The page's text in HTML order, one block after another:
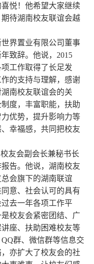
悦！他希望大家继续
待湖南校友联谊会越
界置业有限公司董事
致辞。他说， 2015
工作取得了长足发
的支持与理解，感谢
南校友联谊会的关
度，丰富职能，扶助
优势，提升影响力等
幸福感，共同把校友
友会副会长兼秘书长
告。他说，湖南校友
会旗下的湖南联谊
意、社会认可的具有
去一年各项工作平
校友会紧密团结、广
座、扶助困难校友等
QQ群、微信群等信息交
亦扩大了校友会的社